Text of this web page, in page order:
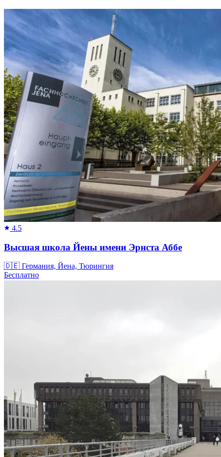
4.5
Высшая школа Йены имени Эрнста Аббе
🇩🇪 Германия, Йена, Тюрингия
Бесплатно